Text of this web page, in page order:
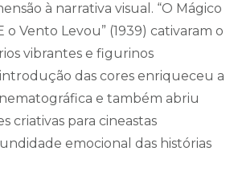
à narrativa visual. “O Mágico
o Vento Levou” (1939) cativaram o
vibrantes e figurinos
das cores enriqueceu a
e também abriu
criativas para cineastas
emocional das histórias